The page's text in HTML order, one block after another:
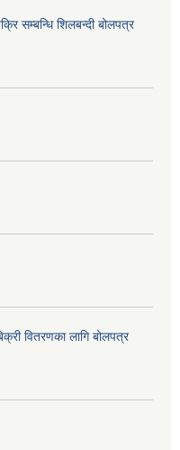
सम्बन्धि शिलबन्दी बोलपत्र
वितरणका लागि बोलपत्र